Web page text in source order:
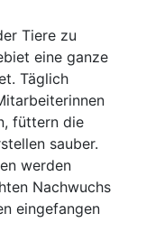
Tiere zu
eine ganze
Täglich
füttern die
sauber.
werden
Nachwuchs
eingefangen